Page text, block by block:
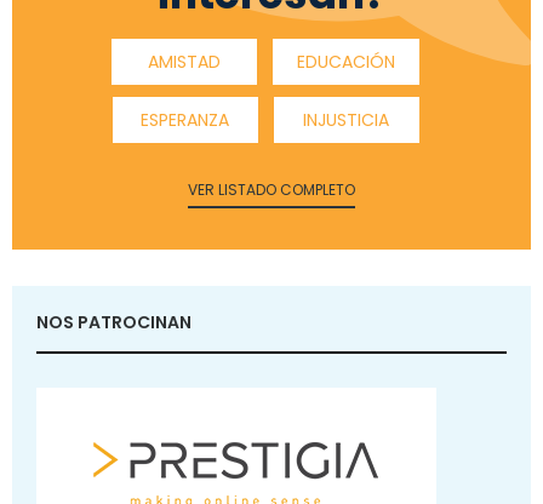
AMISTAD EDUCACIÓN
ESPERANZA INJUSTICIA
VER LISTADO COMPLETO
NOS PATROCINAN